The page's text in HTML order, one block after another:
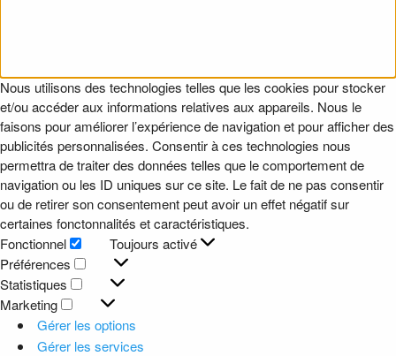
Nous utilisons des technologies telles que les cookies pour stocker
et/ou accéder aux informations relatives aux appareils. Nous le
faisons pour améliorer l’expérience de navigation et pour afficher des
publicités personnalisées. Consentir à ces technologies nous
permettra de traiter des données telles que le comportement de
navigation ou les ID uniques sur ce site. Le fait de ne pas consentir
ou de retirer son consentement peut avoir un effet négatif sur
certaines fonctonnalités et caractéristiques.
Fonctionnel
Fonctionnel
Toujours activé
Préférences
Préférences
Statistiques
Statistiques
Marketing
Marketing
Gérer les options
Gérer les services